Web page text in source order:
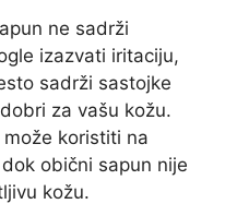
ne sadrži
izazvati iritaciju,
sadrži sastojke
za vašu kožu.
koristiti na
obični sapun nije
kožu.